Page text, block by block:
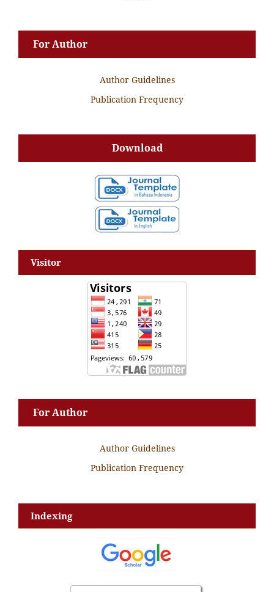
For Author
Author Guidelines
Publication Frequency
Download
Visitor
For Author
Author Guidelines
Publication Frequency
Indexing